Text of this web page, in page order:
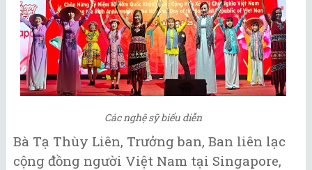
Các nghệ sỹ biểu diễn
Bà Tạ Thùy Liên, Trưởng ban, Ban liên lạc
cộng đồng người Việt Nam tại Singapore,